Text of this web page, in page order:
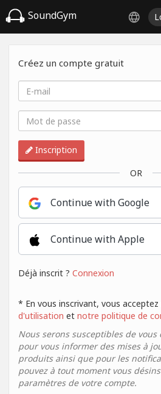
SoundGym
Créez un compte gratuit
Inscription
OR
Continue with Google
Continue with Apple
Déjà inscrit ? Connexion
* En vous inscrivant, vous acceptez
d'utilisation et notre politique de
Nous serons susceptibles de
pour vous informer des mises à
produits ainsi que pour les
pouvez à tout moment vous
paramètres de votre compte.